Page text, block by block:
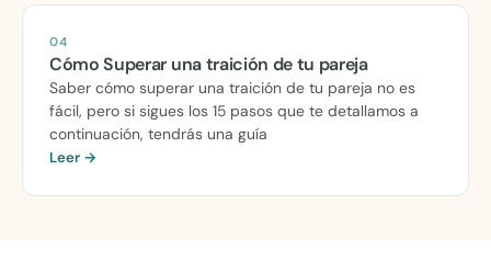
04
Cómo Superar una traición de tu pareja
Saber cómo superar una traición de tu pareja no es
fácil, pero si sigues los 15 pasos que te detallamos a
continuación, tendrás una guía
Leer →